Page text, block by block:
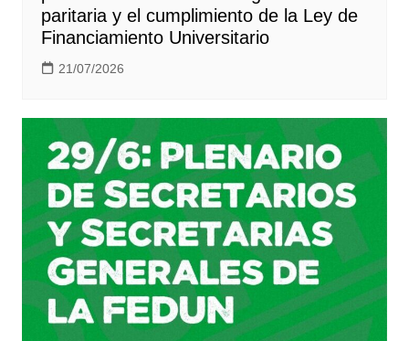
paritaria y el cumplimiento de la Ley de
Financiamiento Universitario
21/07/2026